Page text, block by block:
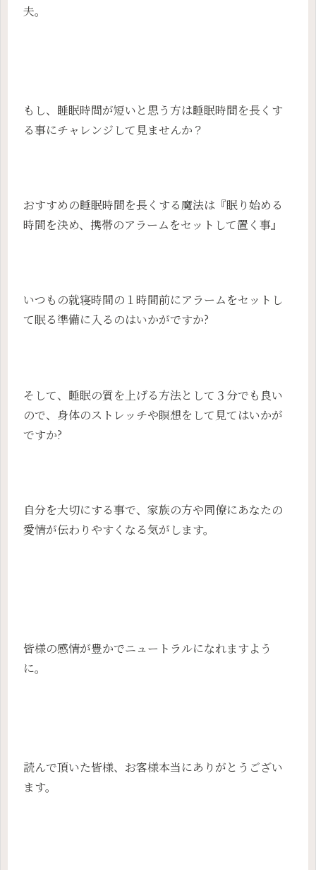
夫。
もし、睡眠時間が短いと思う方は睡眠時間を長くす
る事にチャレンジして見ませんか？
おすすめの睡眠時間を長くする魔法は『眠り始める
時間を決め、携帯のアラームをセットして置く事』
いつもの就寝時間の１時間前にアラームをセットし
て眠る準備に入るのはいかがですか?
そして、睡眠の質を上げる方法として３分でも良い
ので、身体のストレッチや瞑想をして見てはいかが
ですか?
自分を大切にする事で、家族の方や同僚にあなたの
愛情が伝わりやすくなる気がします。
皆様の感情が豊かでニュートラルになれますよう
に。
読んで頂いた皆様、お客様本当にありがとうござい
ます。